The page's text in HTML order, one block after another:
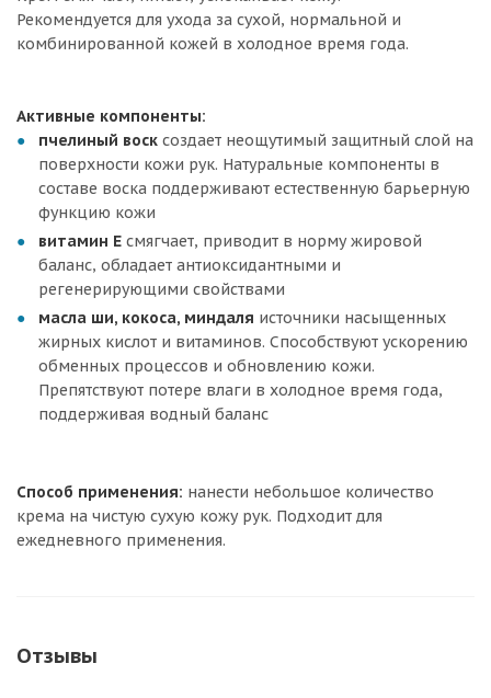
Рекомендуется для ухода за сухой, нормальной и
комбинированной кожей в холодное время года.
Активные компоненты:
пчелиный воск создает неощутимый защитный слой на
поверхности кожи рук. Натуральные компоненты в
составе воска поддерживают естественную барьерную
функцию кожи
витамин Е смягчает, приводит в норму жировой
баланс, обладает антиоксидантными и
регенерирующими свойствами
масла ши, кокоса, миндаля источники насыщенных
жирных кислот и витаминов. Способствуют ускорению
обменных процессов и обновлению кожи.
Препятствуют потере влаги в холодное время года,
поддерживая водный баланс
Способ применения: нанести небольшое количество
крема на чистую сухую кожу рук. Подходит для
ежедневного применения.
Отзывы